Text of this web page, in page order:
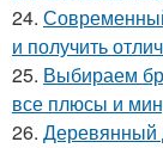
24.
и получить
25. Выбираем
все плюсы и
26. Деревянный